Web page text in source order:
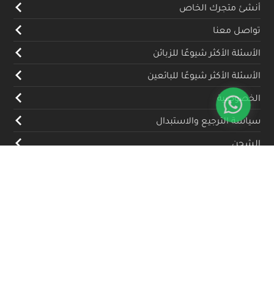
أنشئ متجرك الخاص
تواصل معنا
الأسئلة الأكثر شيوعًا للزبائن
الأسئلة الأكثر شيوعًا للبائعين
الخصوصية
سياسة الترجيع والاستبدال
الشحن